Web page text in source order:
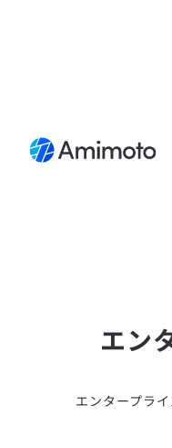
エン
エンタープラ